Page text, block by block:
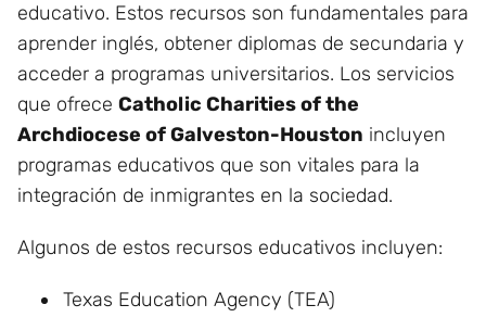
educativo. Estos recursos son fundamentales para
aprender inglés, obtener diplomas de secundaria y
acceder a programas universitarios. Los servicios
que ofrece Catholic Charities of the
Archdiocese of Galveston-Houston incluyen
programas educativos que son vitales para la
integración de inmigrantes en la sociedad.
Algunos de estos recursos educativos incluyen:
Texas Education Agency (TEA)